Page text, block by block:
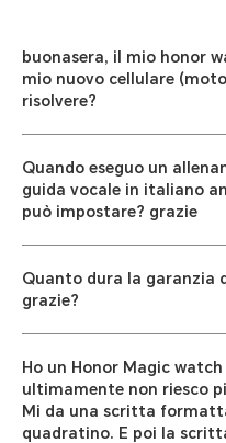
buonasera, il mio honor
mio nuovo cellulare
risolvere?
Quando eseguo un
guida vocale in italiano
può impostare? grazie
Quanto dura la garanzia
grazie?
Ho un Honor Magic watch
ultimamente non riesco
Mi da una scritta
quadratino. E poi la